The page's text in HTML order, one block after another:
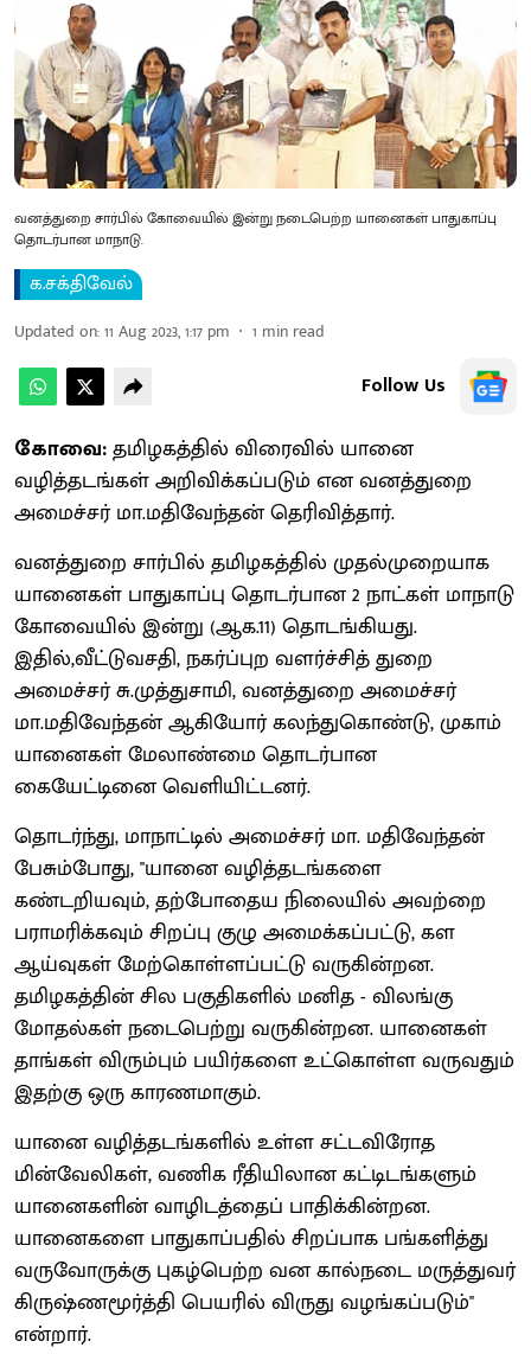
வனத்துறை சார்பில் கோவையில் இன்று நடைபெற்ற யானைகள் பாதுகாப்பு
தொடர்பான மாநாடு.
க.சக்திவேல்
Updated on:11 Aug 2023, 1:17 pm 1 min read
Follow Us
கோவை:தமிழகத்தில் விரைவில் யானை
வழித்தடங்கள் அறிவிக்கப்படும் என வனத்துறை
அமைச்சர் மா.மதிவேந்தன் தெரிவித்தார்.
வனத்துறை சார்பில் தமிழகத்தில் முதல்முறையாக
யானைகள் பாதுகாப்பு தொடர்பான 2 நாட்கள் மாநாடு
கோவையில் இன்று (ஆக.11) தொடங்கியது.
இதில்,வீட்டுவசதி, நகர்ப்புற வளர்ச்சித் துறை
அமைச்சர் சு.முத்துசாமி, வனத்துறை அமைச்சர்
மா.மதிவேந்தன் ஆகியோர் கலந்துகொண்டு, முகாம்
யானைகள் மேலாண்மை தொடர்பான
கையேட்டினை வெளியிட்டனர்.
தொடர்ந்து, மாநாட்டில் அமைச்சர் மா. மதிவேந்தன்
பேசும்போது, ''யானை வழித்தடங்களை
கண்டறியவும், தற்போதைய நிலையில் அவற்றை
பராமரிக்கவும் சிறப்பு குழு அமைக்கப்பட்டு, கள
ஆய்வுகள் மேற்கொள்ளப்பட்டு வருகின்றன.
தமிழகத்தின் சில பகுதிகளில் மனித - விலங்கு
மோதல்கள் நடைபெற்று வருகின்றன. யானைகள்
தாங்கள் விரும்பும் பயிர்களை உட்கொள்ள வருவதும்
இதற்கு ஒரு காரணமாகும்.
யானை வழித்தடங்களில் உள்ள சட்டவிரோத
மின்வேலிகள், வணிக ரீதியிலான கட்டிடங்களும்
யானைகளின் வாழிடத்தைப் பாதிக்கின்றன.
யானைகளை பாதுகாப்பதில் சிறப்பாக பங்களித்து
வருவோருக்கு புகழ்பெற்ற வன கால்நடை மருத்துவர்
கிருஷ்ணமூர்த்தி பெயரில் விருது வழங்கப்படும்''
என்றார்.